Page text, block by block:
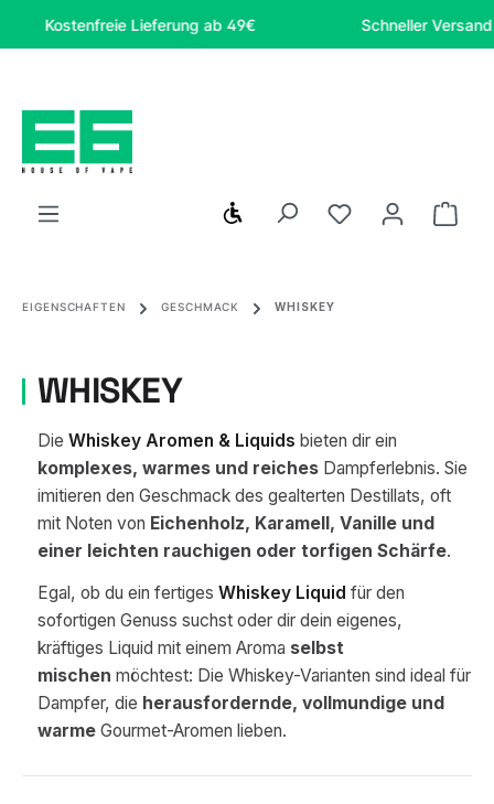
Zum Hauptinhalt springen
Kostenfreie Lieferung ab 49€ Schneller Versand
Werkzeugleiste anzeigen
Du hast 0
EIGENSCHAFTEN GESCHMACK WHISKEY
WHISKEY
Die Whiskey Aromen & Liquids bieten dir ein
komplexes, warmes und reichesDampferlebnis. Sie
imitieren den Geschmack des gealterten Destillats, oft
mit Noten von Eichenholz, Karamell, Vanille und
einer leichten rauchigen oder torfigen Schärfe.
Egal, ob du ein fertiges Whiskey Liquid für den
sofortigen Genuss suchst oder dir dein eigenes,
kräftiges Liquid mit einem Aroma selbst
mischen möchtest: Die Whiskey-Varianten sind ideal für
Dampfer, die herausfordernde, vollmundige und
warmeGourmet-Aromen lieben.